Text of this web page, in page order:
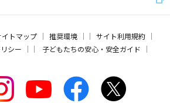
イトマップ 推奨環境
サイト利用規約
シー
子どもたちの安心・安全ガイド